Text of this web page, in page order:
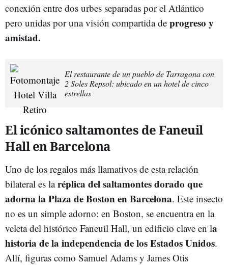
conexión entre dos urbes separadas por el Atlántico
pero unidas por una visión compartida de progreso y
amistad.
El restaurante de un pueblo de Tarragona con
2 Soles Repsol: ubicado en un hotel de cinco
estrellas
El icónico saltamontes de Faneuil
Hall en Barcelona
Uno de los regalos más llamativos de esta relación
bilateral es laréplica del saltamontes dorado que
adorna la Plaza de Boston en Barcelona. Este insecto
no es un simple adorno: en Boston, se encuentra en la
veleta del histórico Faneuil Hall, un edificio clave en la
historia de la independencia de los Estados Unidos.
Allí, figuras como Samuel Adams y James Otis